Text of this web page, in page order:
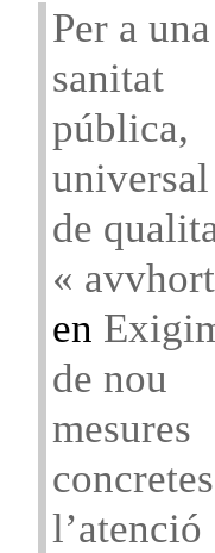
Per a una
sanitat
pública,
de
«
en
de nou
mesures
l’atenció